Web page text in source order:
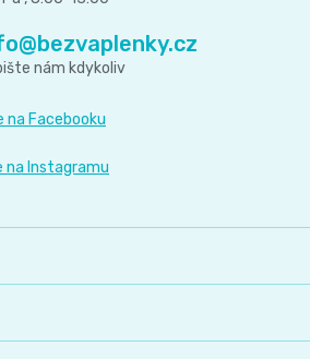
@bezvaplenky.cz